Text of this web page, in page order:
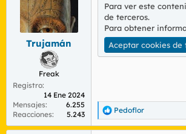
o
n
e
s
Trujamán
Freak
Registro
14 Ene 2024
Mensajes
6.255
Reacciones
5.243
Para ver este
de terceros.
Para obtener
Aceptar cookies de
R
e
Pedoflor